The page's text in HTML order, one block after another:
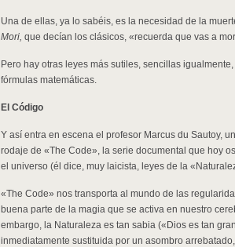
Una de ellas, ya lo sabéis, es la necesidad de la
Mori, que decían los clásicos, «recuerda que vas a
Pero hay otras leyes más sutiles, sencillas
fórmulas matemáticas.
El Código
Y así entra en escena el profesor Marcus du Sautoy,
rodaje de «The Code», la serie documental que hoy
el universo (él dice, muy laicista, leyes de la
«The Code» nos transporta al mundo de las
buena parte de la magia que se activa en nuestro
embargo, la Naturaleza es tan sabia («Dios es tan
inmediatamente sustituida por un asombro